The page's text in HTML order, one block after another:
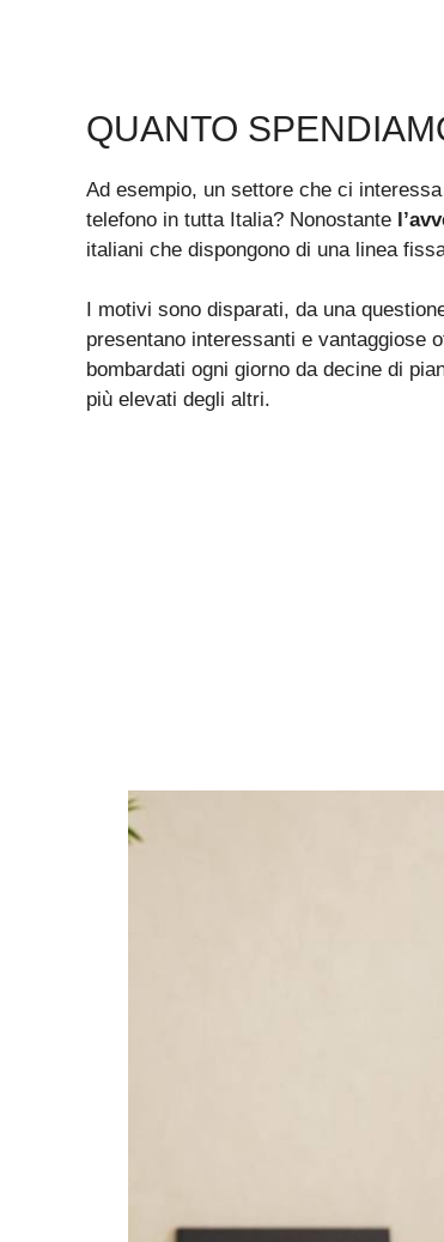
QUANTO
Ad esempio, un settore che ci
telefono in tutta Italia? Nonostante
italiani che dispongono di una linea
I motivi sono disparati, da una
presentano interessanti e vantaggiose
bombardati ogni giorno da decine di
più elevati degli altri.